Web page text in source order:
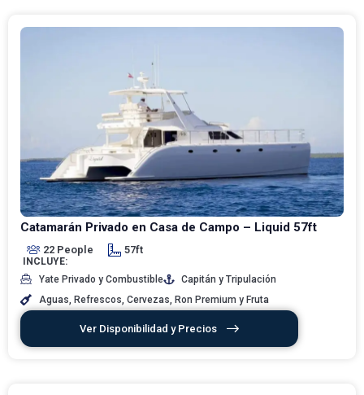
Catamarán Privado en Casa de Campo – Liquid 57ft
22 People 57ft
INCLUYE:
Yate Privado y Combustible
Capitán y Tripulación
Aguas, Refrescos, Cervezas, Ron Premium y Fruta
Ver Disponibilidad y Precios